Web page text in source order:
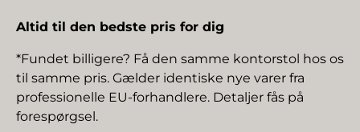
Altid til den bedste pris for dig
*Fundet billigere? Få den samme kontorstol hos os
til samme pris. Gælder identiske nye varer fra
professionelle EU-forhandlere. Detaljer fås på
forespørgsel.